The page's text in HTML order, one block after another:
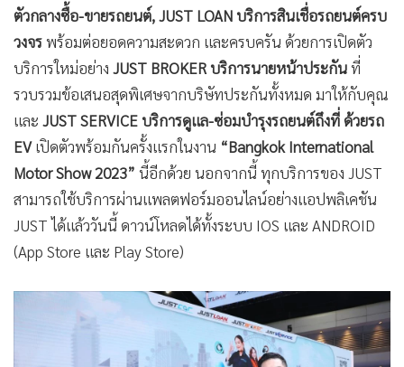
• Motoring
• เกม
• วิทยาศาสตร์
• SMEs
• หุ้น
• อินโดจีน
• กองทุนรวม
• Celeb Online
• Factcheck
• ญี่ปุ่น
• News1
Gotomanager
ตัวกลางซื้อ-ขายรถยนต์, JUST LOAN บริการสินเชื่อรถยนต์ครบ
วงจรพร้อมต่อยอดความสะดวก และครบครัน ด้วยการเปิดตัว
บริการใหม่อย่าง JUST BROKER บริการนายหน้าประกันที่
รวบรวมข้อเสนอสุดพิเศษจากบริษัทประกันทั้งหมด มาให้กับคุณ
และ JUST SERVICE บริการดูแล-ซ่อมบำรุงรถยนต์ถึงที่ ด้วยรถ
EVเปิดตัวพร้อมกันครั้งแรกในงาน “Bangkok International
Motor Show 2023” นี้อีกด้วย นอกจากนี้ ทุกบริการของ JUST
สามารถใช้บริการผ่านแพลตฟอร์มออนไลน์อย่างแอปพลิเคชัน
JUST ได้แล้ววันนี้ ดาวน์โหลดได้ทั้งระบบ IOS และ ANDROID
(App Store และ Play Store)